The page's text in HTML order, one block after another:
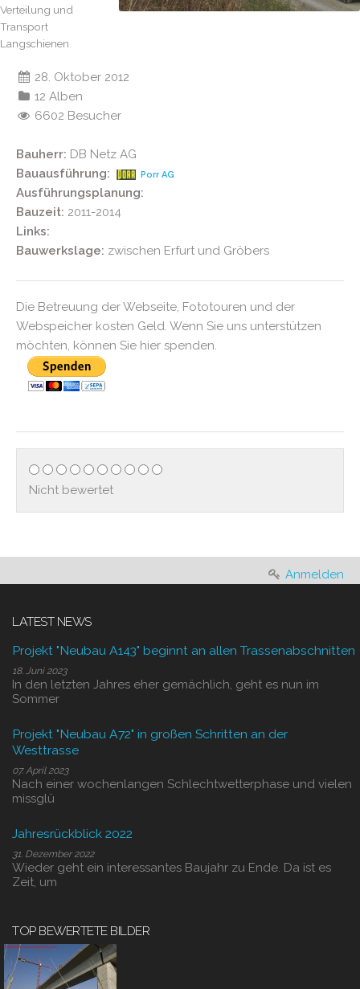
Verteilung und
Transport
Langschienen
28. Oktober 2012
12 Alben
6602 Besucher
Bauherr: DB Netz AG
Bauausführung:
Porr AG
Ausführungsplanung:
Bauzeit: 2011-2014
Links:
Bauwerkslage: zwischen Erfurt und Gröbers
Die Betreuung der Webseite, Fototouren und der
Webspeicher kosten Geld. Wenn Sie uns unterstützen
möchten, können Sie hier spenden.
Nicht bewertet
Anmelden
LATEST NEWS
Projekt "Neubau A143" beginnt an allen Trassenabschnitten
18. Juni 2023
In den letzten Jahres eher gemächlich, geht es nun im
Sommer
Projekt "Neubau A72" in großen Schritten an der
Westtrasse
07. April 2023
Nach einer wochenlangen Schlechtwetterphase und vielen
missglü
Jahresrückblick 2022
31. Dezember 2022
Wieder geht ein interessantes Baujahr zu Ende. Da ist es
Zeit, um
TOP BEWERTETE BILDER